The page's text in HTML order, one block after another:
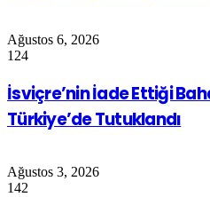
Ağustos 6, 2026
124
İsviçre’nin İade Ettiği
Türkiye’de Tutuklandı
Ağustos 3, 2026
142